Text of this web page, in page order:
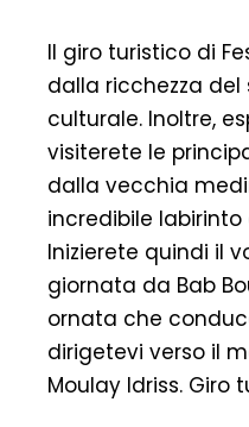
Il giro turistico di
dalla ricchezza
culturale. Inoltre,
visiterete le
dalla vecchia
incredibile
Inizierete quindi il
giornata da Bab
ornata che
dirigetevi verso il
Moulay Idriss. Giro